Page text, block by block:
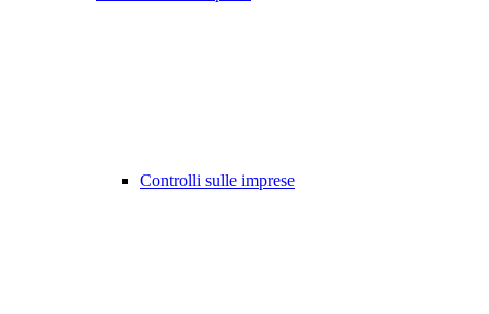
Controlli sulle imprese